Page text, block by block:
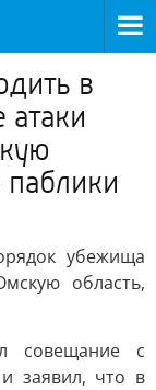
в
убежища
область,
совещание с
заявил, что в